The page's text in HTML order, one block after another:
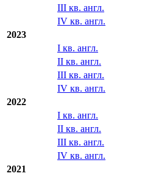
III кв. англ.
IV кв. англ.
2023
I кв. англ.
II кв. англ.
III кв. англ.
IV кв. англ.
2022
I кв. англ.
II кв. англ.
III кв. англ.
IV кв. англ.
2021